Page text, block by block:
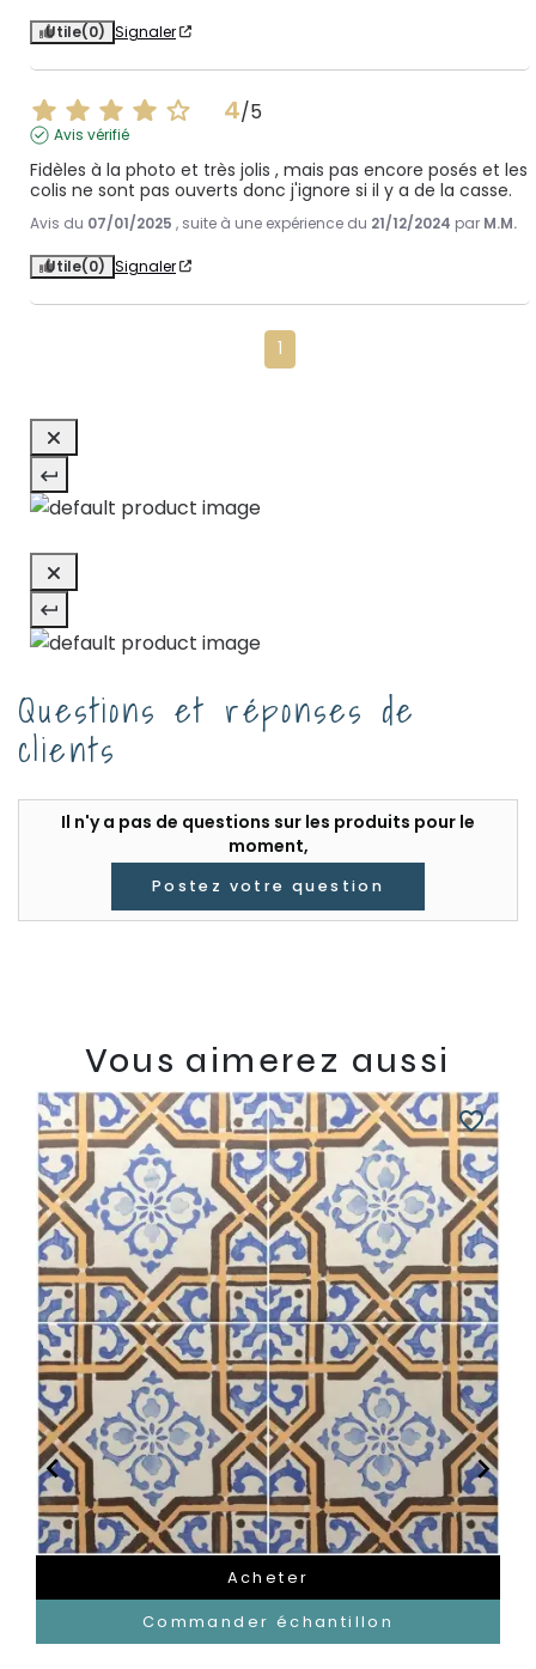
Utile(0) Signaler
4/5
Avis vérifié
Fidèles à la photo et très jolis , mais pas encore posés et les
colis ne sont pas ouverts donc j'ignore si il y a de la casse.
Avis du 07/01/2025 , suite à une expérience du 21/12/2024 par M.M.
Utile(0) Signaler
1
Questions et réponses de
clients
Il n'y a pas de questions sur les produits pour le
moment,
Postez votre question
Vous aimerez aussi

Acheter
Commander échantillon
favorite_border
